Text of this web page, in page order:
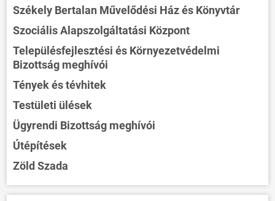
Székely Bertalan Művelődési Ház és Könyvtár
Szociális Alapszolgáltatási Központ
Településfejlesztési és Környezetvédelmi
Bizottság meghívói
Tények és tévhitek
Testületi ülések
Ügyrendi Bizottság meghívói
Útépítések
Zöld Szada